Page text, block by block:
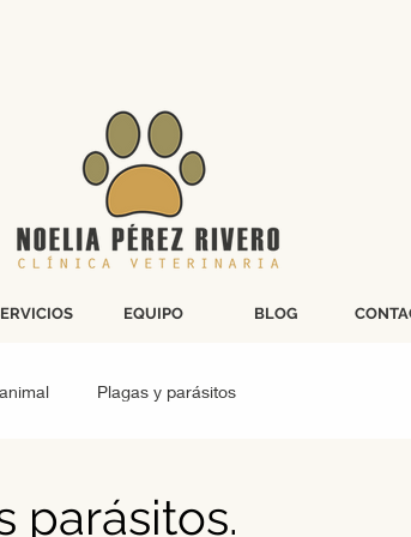
EQUIPO BLOG
Plagas y parásitos
parásitos.